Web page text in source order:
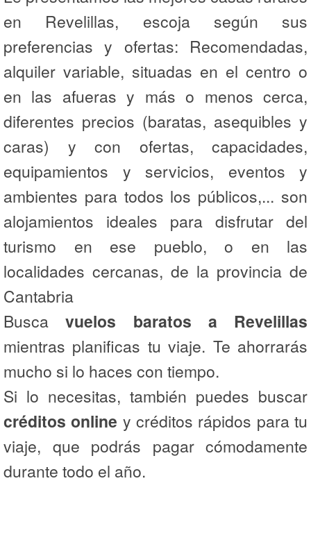
en Revelillas, escoja según sus
preferencias y ofertas: Recomendadas,
alquiler variable, situadas en el centro o
en las afueras y más o menos cerca,
diferentes precios (baratas, asequibles y
caras) y con ofertas, capacidades,
equipamientos y servicios, eventos y
ambientes para todos los públicos,... son
alojamientos ideales para disfrutar del
turismo en ese pueblo, o en las
localidades cercanas, de la provincia de
Cantabria
Buscavuelos baratos a Revelillas
mientras planificas tu viaje. Te ahorrarás
mucho si lo haces con tiempo.
Si lo necesitas, también puedes buscar
créditos online y créditos rápidos para tu
viaje, que podrás pagar cómodamente
durante todo el año.